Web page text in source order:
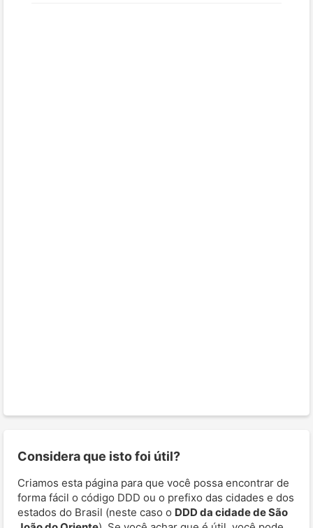
Considera que isto foi útil?
Criamos esta página para que você possa encontrar de
forma fácil o código DDD ou o prefixo das cidades e dos
estados do Brasil (neste caso o DDD da cidade de São